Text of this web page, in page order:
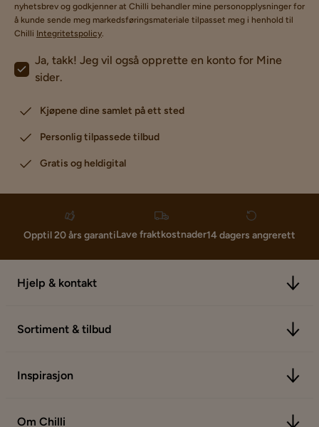
nyhetsbrev og godkjenner at Chilli behandler mine personopplysninger for
å kunde sende meg markedsføringsmateriale tilpasset meg i henhold til
Chilli Integritetspolicy.
Ja, takk! Jeg vil også opprette en konto for Mine
sider.
Kjøpene dine samlet på ett sted
Personlig tilpassede tilbud
Gratis og heldigital
Opptil 20 års garantiLave fraktkostnader14 dagers angrerett
Hjelp & kontakt
Sortiment & tilbud
Inspirasjon
Om Chilli